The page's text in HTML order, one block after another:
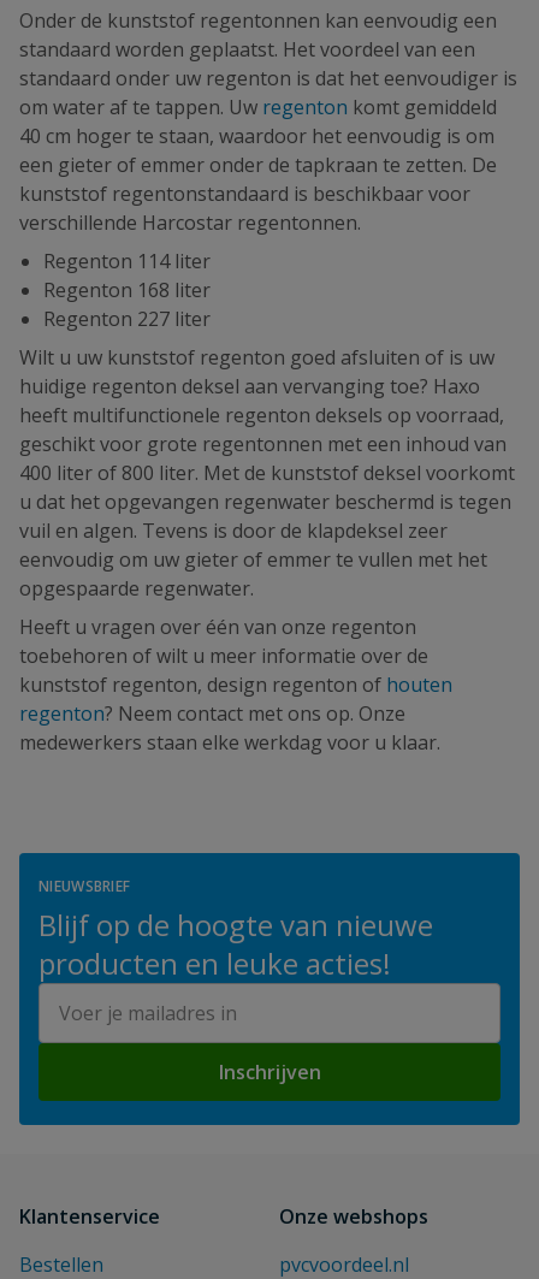
Onder de kunststof regentonnen kan eenvoudig een
standaard worden geplaatst. Het voordeel van een
standaard onder uw regenton is dat het eenvoudiger is
om water af te tappen. Uw regenton komt gemiddeld
40 cm hoger te staan, waardoor het eenvoudig is om
een gieter of emmer onder de tapkraan te zetten. De
kunststof regentonstandaard is beschikbaar voor
verschillende Harcostar regentonnen.
Regenton 114 liter
Regenton 168 liter
Regenton 227 liter
Wilt u uw kunststof regenton goed afsluiten of is uw
huidige regenton deksel aan vervanging toe? Haxo
heeft multifunctionele regenton deksels op voorraad,
geschikt voor grote regentonnen met een inhoud van
400 liter of 800 liter. Met de kunststof deksel voorkomt
u dat het opgevangen regenwater beschermd is tegen
vuil en algen. Tevens is door de klapdeksel zeer
eenvoudig om uw gieter of emmer te vullen met het
opgespaarde regenwater.
Heeft u vragen over één van onze regenton
toebehoren of wilt u meer informatie over de
kunststof regenton, design regenton of houten
regenton? Neem contact met ons op. Onze
medewerkers staan elke werkdag voor u klaar.
NIEUWSBRIEF
Blijf op de hoogte van nieuwe
producten en leuke acties!
Inschrijven
Klantenservice
Bestellen
Onze webshops
pvcvoordeel.nl